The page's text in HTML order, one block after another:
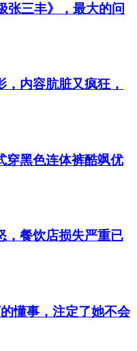
张三丰》，最大的问
内容肮脏又疯狂，
穿黑色连体裤酷飒优
，餐饮店损失严重已
懂事，注定了她不会